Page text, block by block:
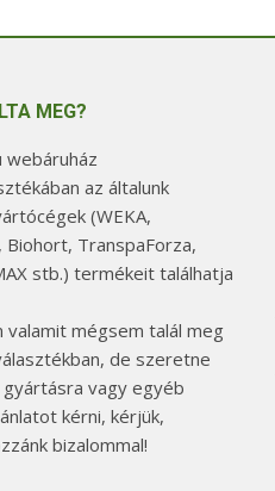
MEG?
webáruház
az általunk
(WEKA,
Biohort, TranspaForza,
stb.) termékeit találhatja
valamit mégsem talál meg
de szeretne
vagy egyéb
kérni, kérjük,
bizalommal!